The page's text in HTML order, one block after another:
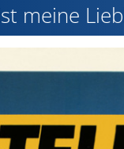
meine